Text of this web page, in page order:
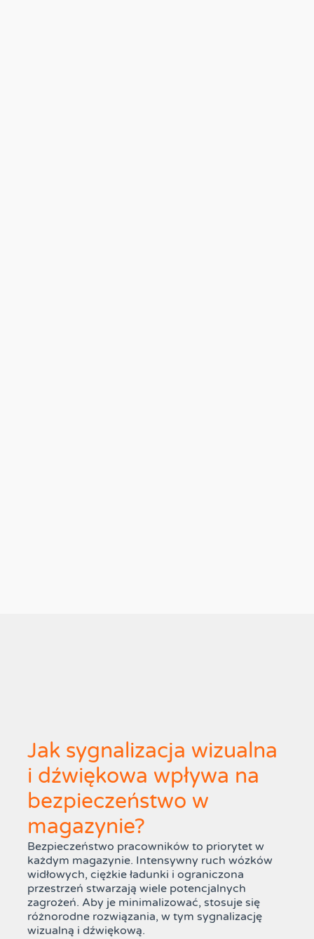
Jak sygnalizacja wizualna
i dźwiękowa wpływa na
bezpieczeństwo w
magazynie?
Bezpieczeństwo pracowników to priorytet w
każdym magazynie. Intensywny ruch wózków
widłowych, ciężkie ładunki i ograniczona
przestrzeń stwarzają wiele potencjalnych
zagrożeń. Aby je minimalizować, stosuje się
różnorodne rozwiązania, w tym sygnalizację
wizualną i dźwiękową.